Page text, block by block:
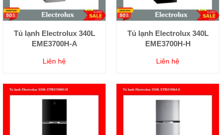
Tủ lạnh Electrolux 340L
EME3700H-A
Liên hệ
Tủ lạnh Electrolux 340L
EME3700H-H
Liên hệ